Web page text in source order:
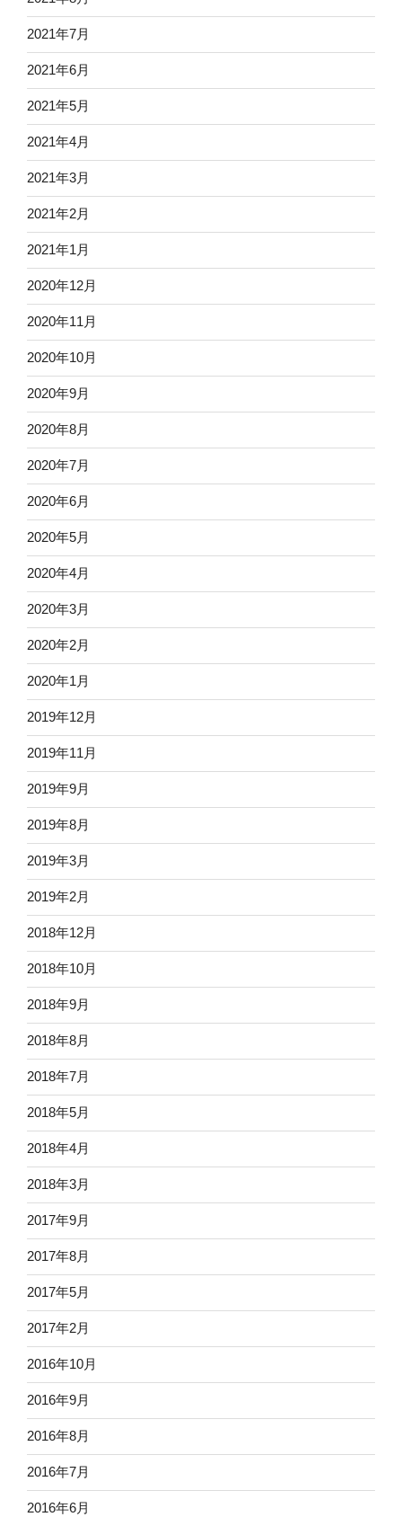
2021年7月
2021年6月
2021年5月
2021年4月
2021年3月
2021年2月
2021年1月
2020年12月
2020年11月
2020年10月
2020年9月
2020年8月
2020年7月
2020年6月
2020年5月
2020年4月
2020年3月
2020年2月
2020年1月
2019年12月
2019年11月
2019年9月
2019年8月
2019年3月
2019年2月
2018年12月
2018年10月
2018年9月
2018年8月
2018年7月
2018年5月
2018年4月
2018年3月
2017年9月
2017年8月
2017年5月
2017年2月
2016年10月
2016年9月
2016年8月
2016年7月
2016年6月